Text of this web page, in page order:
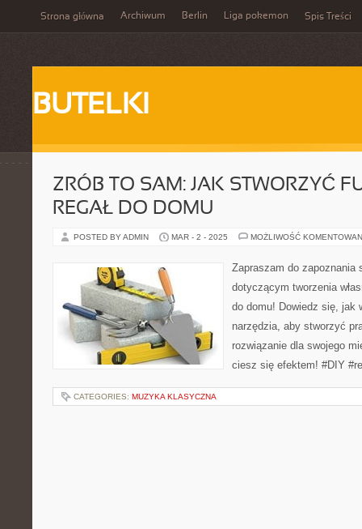
Strona główna Archiwum Berlin Liga pokemon Spis Treści
BUTELKI
ZRÓB TO SAM: JAK STWORZYĆ
REGAŁ DO DOMU
POSTED BY ADMIN MAR - 2 - 2025 MOŻLIWOŚĆ
Zapraszam do zapoznania
dotyczącym tworzenia
do domu! Dowiedz się, jak
narzędzia, aby stworzyć
rozwiązanie dla swojego
ciesz się efektem! #DIY
CATEGORIES: MUZYKA KLASYCZNA